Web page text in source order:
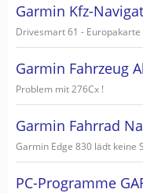
Garmin Kfz-
Drivesmart 61 -
Garmin Fahrzeug
Problem mit 276Cx !
Garmin Fahrrad
Garmin Edge 830 lädt keine
PC-Programme